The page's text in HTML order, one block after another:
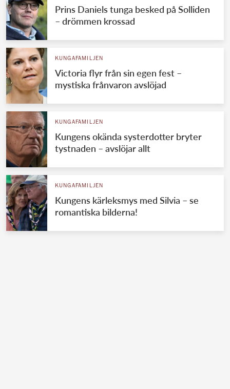
Prins Daniels tunga besked på Solliden
– drömmen krossad
KUNGAFAMILJEN
Victoria flyr från sin egen fest –
mystiska frånvaron avslöjad
KUNGAFAMILJEN
Kungens okända systerdotter bryter
tystnaden – avslöjar allt
KUNGAFAMILJEN
Kungens kärleksmys med Silvia – se
romantiska bilderna!